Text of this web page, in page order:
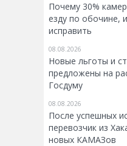
Почему 30%
езду по обочине,
исправить
08.08.2026
Новые льготы и
предложены на
Госдуму
08.08.2026
После успешных
перевозчик из
новых КАМАЗов